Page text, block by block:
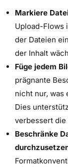
Markiere
Upload-Flows
der Dateien
der Inhalt
Füge jedem
prägnante
nicht nur, was
Dies
verbessert die
Beschränke